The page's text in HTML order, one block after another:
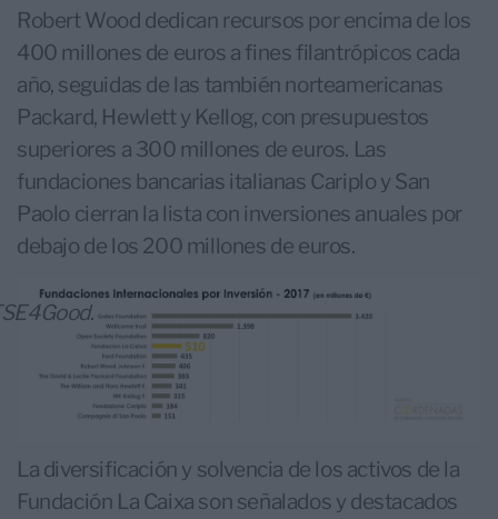
Robert Wood dedican recursos por encima de los
400 millones de euros a fines filantrópicos cada
año, seguidas de las también norteamericanas
Packard, Hewlett y Kellog, con presupuestos
superiores a 300 millones de euros. Las
fundaciones bancarias italianas Cariplo y San
Paolo cierran la lista con inversiones anuales por
debajo de los 200 millones de euros.
La diversificación y solvencia de los activos de la
Fundación La Caixa son señalados y destacados
.